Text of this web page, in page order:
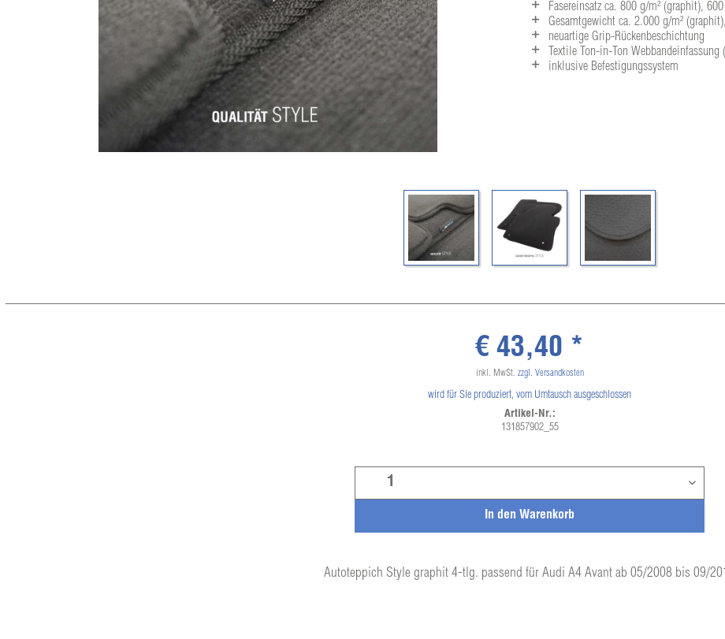
Fasereinsatz ca. 800 g/m² (graphit),
Gesamtgewicht ca. 2.000 g/m²
neuartige Grip-Rückenbeschichtung
Textile Ton-in-Ton
inklusive Befestigungssystem
Autoteppich Style graphit 4-tlg. passend für Audi A4 Avant ab 05/2008 bis 09/
In den Warenkorb
€ 43,40 *
inkl. MwSt. zzgl. Versandkosten
wird für Sie produziert, vom Umtausch ausgeschlossen
Artikel-Nr.:
131857902_55